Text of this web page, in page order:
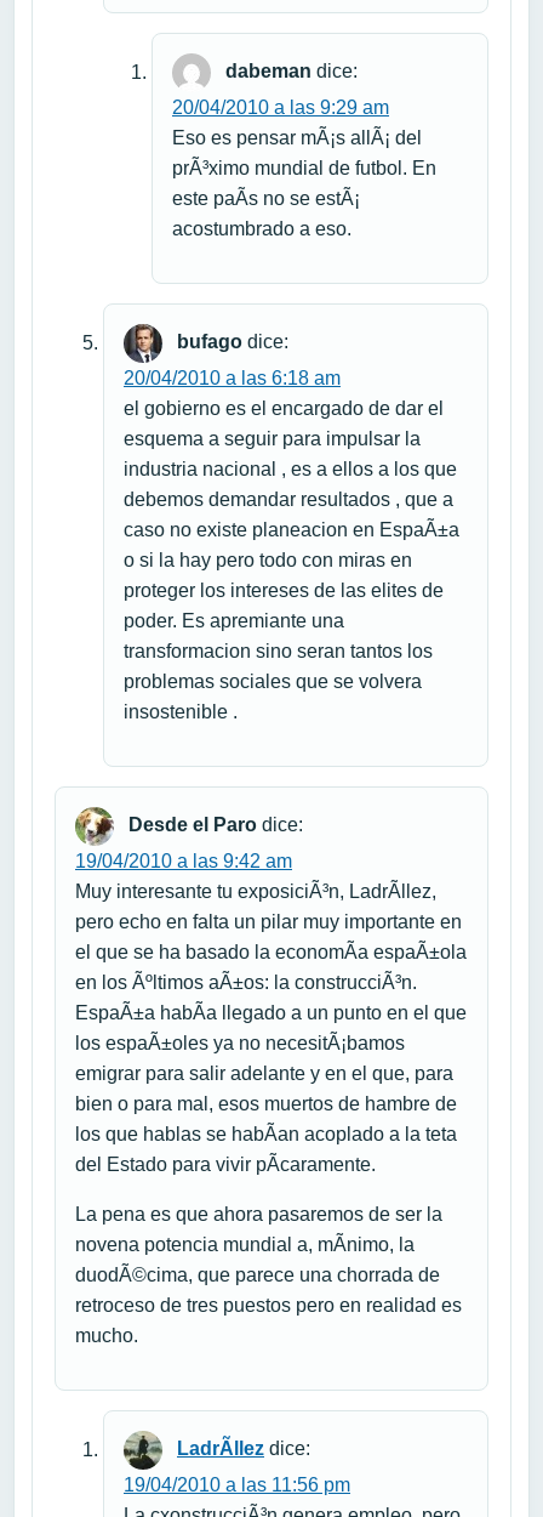
dabeman dice:
20/04/2010 a las 9:29 am
Eso es pensar mÃ¡s allÃ¡ del
prÃ³ximo mundial de futbol. En
este paÃ­s no se estÃ¡
acostumbrado a eso.
bufago dice:
20/04/2010 a las 6:18 am
el gobierno es el encargado de dar el
esquema a seguir para impulsar la
industria nacional , es a ellos a los que
debemos demandar resultados , que a
caso no existe planeacion en EspaÃ±a
o si la hay pero todo con miras en
proteger los intereses de las elites de
poder. Es apremiante una
transformacion sino seran tantos los
problemas sociales que se volvera
insostenible .
Desde el Paro dice:
19/04/2010 a las 9:42 am
Muy interesante tu exposiciÃ³n, LadrÃ­llez,
pero echo en falta un pilar muy importante en
el que se ha basado la economÃ­a espaÃ±ola
en los Ãºltimos aÃ±os: la construcciÃ³n.
EspaÃ±a habÃ­a llegado a un punto en el que
los espaÃ±oles ya no necesitÃ¡bamos
emigrar para salir adelante y en el que, para
bien o para mal, esos muertos de hambre de
los que hablas se habÃ­an acoplado a la teta
del Estado para vivir pÃ­caramente.
La pena es que ahora pasaremos de ser la
novena potencia mundial a, mÃ­nimo, la
duodÃ©cima, que parece una chorrada de
retroceso de tres puestos pero en realidad es
mucho.
LadrÃ­llez dice:
19/04/2010 a las 11:56 pm